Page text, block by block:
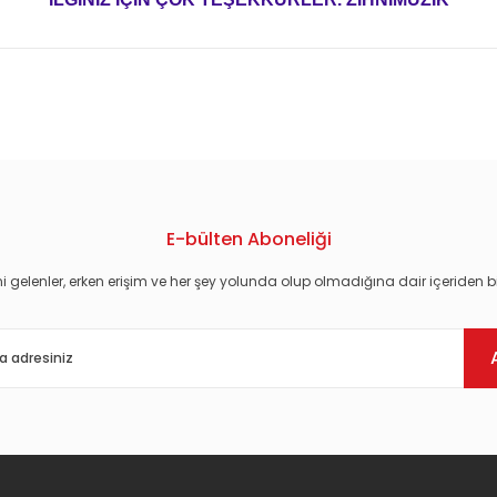
E-bülten Aboneliği
gelenler, erken erişim ve her şey yolunda olup olmadığına dair içeriden